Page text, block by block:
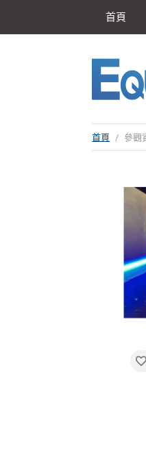
首頁
首頁 / 參觀